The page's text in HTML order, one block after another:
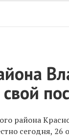
района
сегодня, 26